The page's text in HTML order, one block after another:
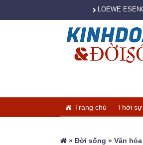
LOEWE
Trang chủ Thời sự
» Đời sống » Văn